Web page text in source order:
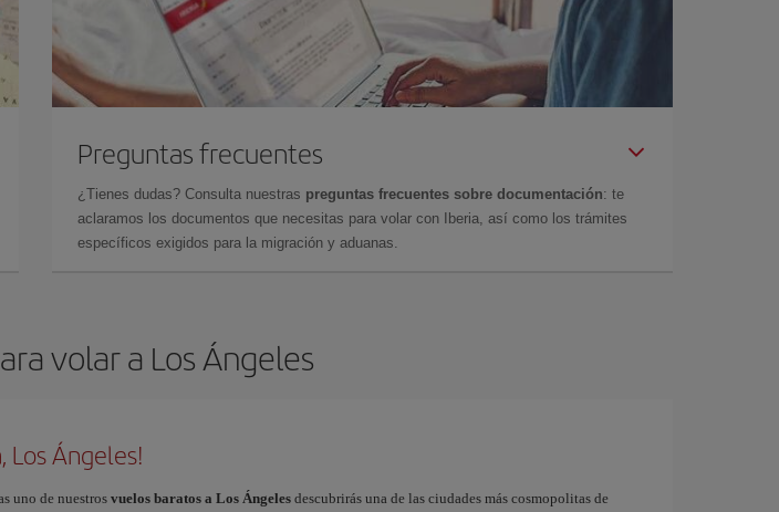
Preguntas frecuentes
¿Tienes dudas? Consulta nuestras preguntas frecuentes sobre documentación: te
aclaramos los documentos que necesitas para volar con Iberia, así como los trámites
específicos exigidos para la migración y aduanas.
volar a Los Ángeles
Los Ángeles!
uno de nuestrosvuelos baratos a Los Ángelesdescubrirás una de las ciudades más cosmopolitas de